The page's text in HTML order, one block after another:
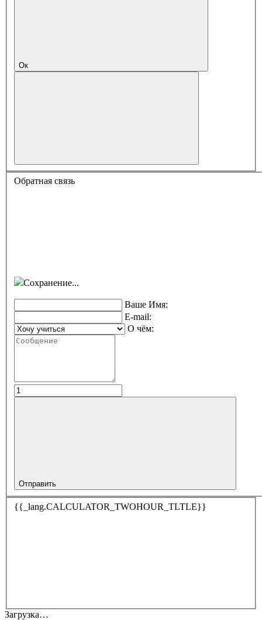
Ок
Обратная связь
Сохранение...
Ваше Имя:
E-mail:
О чём:
Отправить
{{_lang.CALCULATOR_TWOHOUR_TLTLE}}
Загрузка…